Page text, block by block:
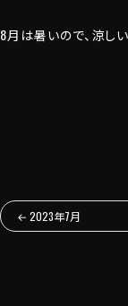
8月は暑いので、涼し
← 2023年7月